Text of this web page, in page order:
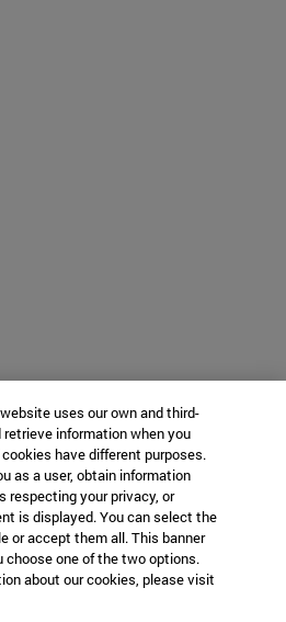
uses our own and third-
information when you
have different purposes.
as a user, obtain information
respecting your privacy, or
is displayed. You can select the
or accept them all. This banner
one of the two options.
about our cookies, please visit